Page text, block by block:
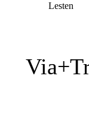
Lesten